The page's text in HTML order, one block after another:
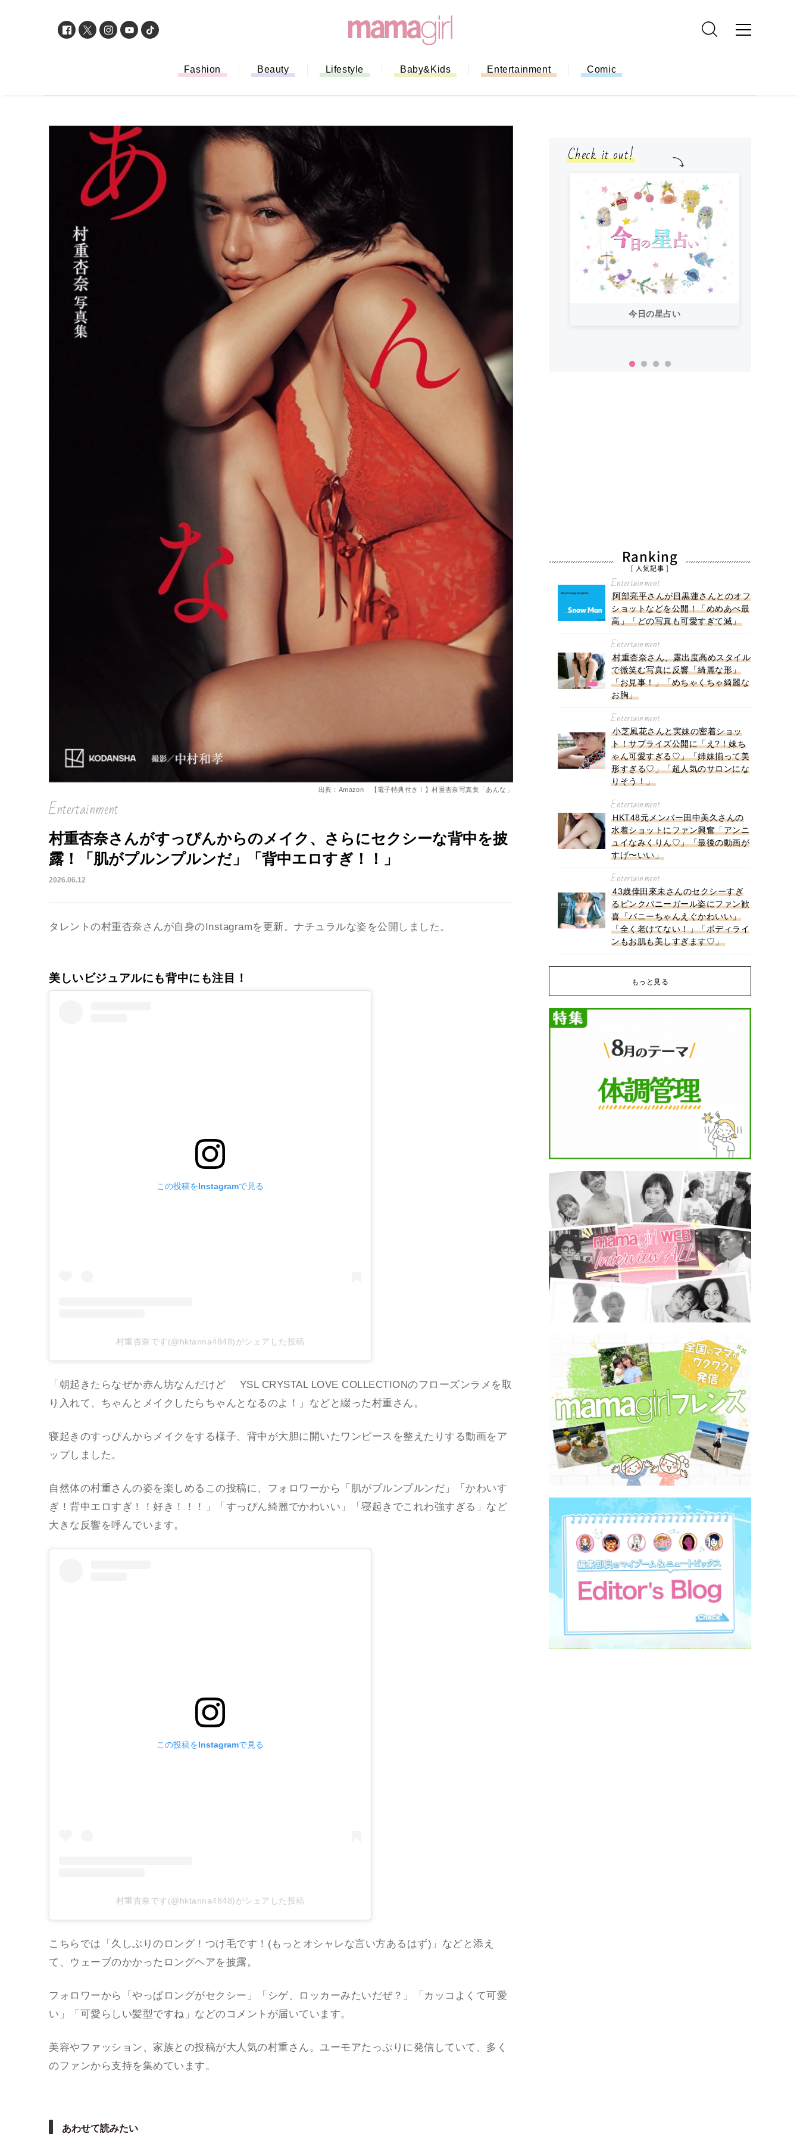
Fashion Beauty Lifestyle Baby&Kids Entertainment Comic
出典：Amazon 【電子特典付き！】村重杏奈写真集「あんな」
Entertainment
村重杏奈さんがすっぴんからのメイク、さらにセクシーな背中を披
露！「肌がプルンプルンだ」「背中エロすぎ！！」
2026.06.12
タレントの村重杏奈さんが自身のInstagramを更新。ナチュラルな姿を公開しました。
美しいビジュアルにも背中にも注目！
この投稿をInstagramで見る
村重杏奈です(@hktanna4848)がシェアした投稿
「朝起きたらなぜか赤ん坊なんだけど YSL CRYSTAL LOVE COLLECTIONのフローズンラメを取
り入れて、ちゃんとメイクしたらちゃんとなるのよ！」などと綴った村重さん。
寝起きのすっぴんからメイクをする様子、背中が大胆に開いたワンピースを整えたりする動画をア
ップしました。
自然体の村重さんの姿を楽しめるこの投稿に、フォロワーから「肌がプルンプルンだ」「かわいす
ぎ！背中エロすぎ！！好き！！！」「すっぴん綺麗でかわいい」「寝起きでこれわ強すぎる」など
大きな反響を呼んでいます。
この投稿をInstagramで見る
村重杏奈です(@hktanna4848)がシェアした投稿
こちらでは「久しぶりのロング！つけ毛です！(もっとオシャレな言い方あるはず)」などと添え
て、ウェーブのかかったロングヘアを披露。
フォロワーから「やっぱロングがセクシー」「シゲ、ロッカーみたいだぜ？」「カッコよくて可愛
い」「可愛らしい髪型ですね」などのコメントが届いています。
美容やファッション、家族との投稿が大人気の村重さん。ユーモアたっぷりに発信していて、多く
のファンから支持を集めています。
あわせて読みたい
Check it out!
「もう行列に並ばない！」ミスドのモ
バイルオーダー完全ガイド｜支払い方
法から受け取り方までネットオーダー
を徹底解説
今日の星占い
Ranking
[ 人気記事 ]
Entertainment
阿部亮平さんが目黒蓮さんとのオフ
ショットなどを公開！「めめあべ最
高」「どの写真も可愛すぎて滅」
Entertainment
村重杏奈さん、露出度高めスタイル
で微笑む写真に反響「綺麗な形」
「お見事！」「めちゃくちゃ綺麗な
お胸」
Entertainment
小芝風花さんと実妹の密着ショッ
ト！サプライズ公開に「え?！妹ち
ゃん可愛すぎる♡」「姉妹揃って美
形すぎる♡」「超人気のサロンにな
りそう！」
Entertainment
HKT48元メンバー田中美久さんの
水着ショットにファン興奮「アンニ
ュイなみくりん♡」「最後の動画が
すげ〜いい」
Entertainment
43歳倖田來未さんのセクシーすぎ
るピンクバニーガール姿にファン歓
喜「バニーちゃんえぐかわいい」
「全く老けてない！」「ボディライ
ンもお肌も美しすぎます♡」
もっと見る